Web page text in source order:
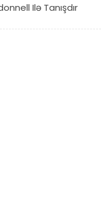
Ilə Tanışdır